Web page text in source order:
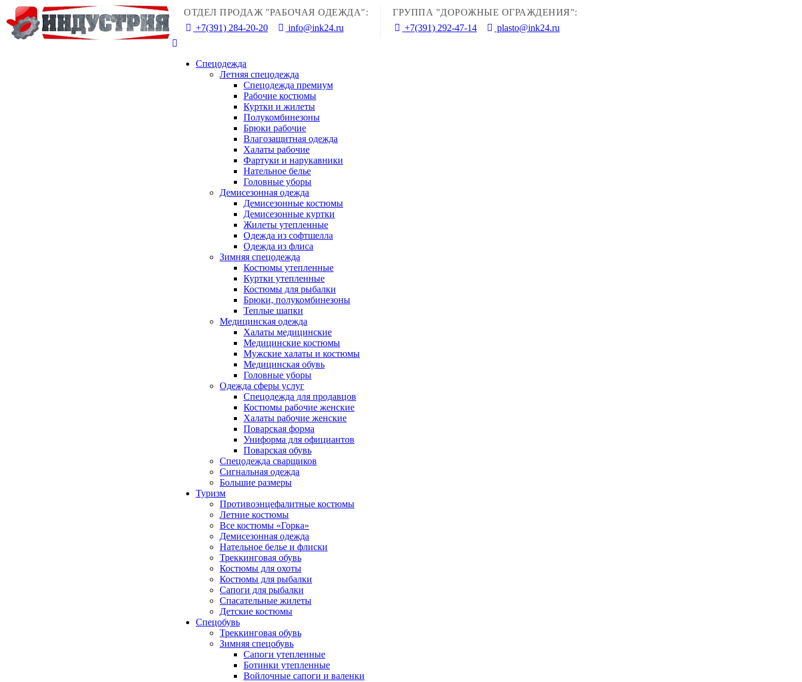
ОТДЕЛ ПРОДАЖ "РАБОЧАЯ ОДЕЖДА":
+7(391) 284-20-20
info@ink24.ru
ГРУППА "ДОРОЖНЫЕ ОГРАЖДЕНИЯ":
+7(391) 292-47-14
plasto@ink24.ru
Спецодежда
Летняя спецодежда
Спецодежда премиум
Рабочие костюмы
Куртки и жилеты
Полукомбинезоны
Брюки рабочие
Влагозащитная одежда
Халаты рабочие
Фартуки и нарукавники
Нательное белье
Головные уборы
Демисезонная одежда
Демисезонные костюмы
Демисезонные куртки
Жилеты утепленные
Одежда из софтшелла
Одежда из флиса
Зимняя спецодежда
Костюмы утепленные
Куртки утепленные
Костюмы для рыбалки
Брюки, полукомбинезоны
Теплые шапки
Медицинская одежда
Халаты медицинские
Медицинские костюмы
Мужские халаты и костюмы
Медицинская обувь
Головные уборы
Одежда сферы услуг
Спецодежда для продавцов
Костюмы рабочие женские
Халаты рабочие женские
Поварская форма
Униформа для официантов
Поварская обувь
Спецодежда сварщиков
Сигнальная одежда
Большие размеры
Туризм
Противоэнцефалитные костюмы
Летние костюмы
Все костюмы «Горка»
Демисезонная одежда
Нательное белье и флиски
Треккинговая обувь
Костюмы для охоты
Костюмы для рыбалки
Сапоги для рыбалки
Спасательные жилеты
Детские костюмы
Спецобувь
Треккинговая обувь
Зимняя спецобувь
Сапоги утепленные
Ботинки утепленные
Войлочные сапоги и валенки